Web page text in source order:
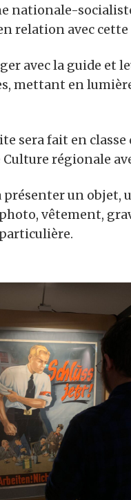
nationale-
relation avec cette
avec la guide et
mettant en
sera fait en
régionale
présenter un
vêtement,